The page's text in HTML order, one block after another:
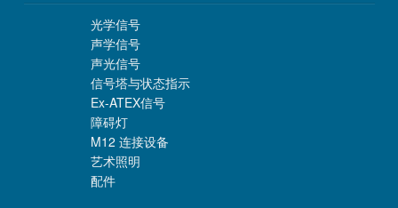
光学信号
声学信号
声光信号
信号塔与状态指示
Ex-ATEX信号
障碍灯
M12 连接设备
艺术照明
配件